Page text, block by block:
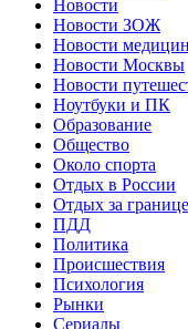
Новости
Новости ЗОЖ
Новости
Новости Москвы
Новости
Ноутбуки и ПК
Образование
Общество
Около спорта
Отдых в России
Отдых за
ПДД
Политика
Происшествия
Психология
Рынки
Сериалы